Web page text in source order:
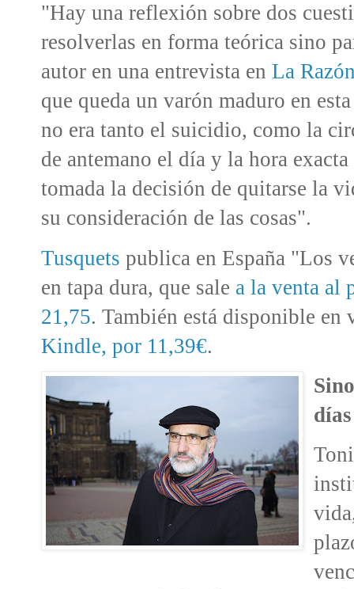
"Hay una reflexión sobre dos
resolverlas en forma teórica sino
autor en una entrevista en La
que queda un varón maduro en
no era tanto el suicidio, como la
de antemano el día y la hora
tomada la decisión de quitarse la
su consideración de las cosas".
Tusquets publica en España "Los
en tapa dura, que sale a la venta al
21,75. También está disponible en
Kindle, por 11,39€.
días